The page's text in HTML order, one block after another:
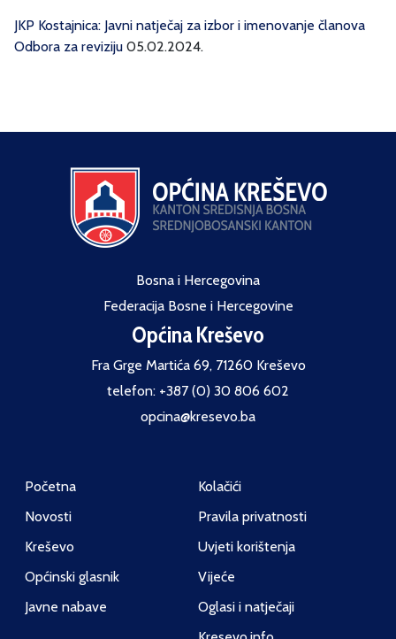
JKP Kostajnica: Javni natječaj za izbor i imenovanje članova
Odbora za reviziju 05.02.2024.
Bosna i Hercegovina
Federacija Bosne i Hercegovine
Općina Kreševo
Fra Grge Martića 69, 71260 Kreševo
telefon: +387 (0) 30 806 602
opcina@kresevo.ba
Početna
Novosti
Kreševo
Općinski glasnik
Javne nabave
Kolačići
Pravila privatnosti
Uvjeti korištenja
Vijeće
Oglasi i natječaji